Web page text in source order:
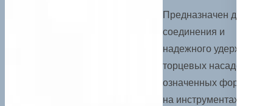
Предназначен для
соединения и
надежного удержания
торцевых насадок
означенных форматов
на инструментах и